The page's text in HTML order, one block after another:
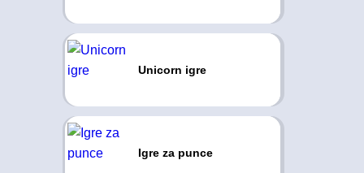
Unicorn igre
Igre za punce